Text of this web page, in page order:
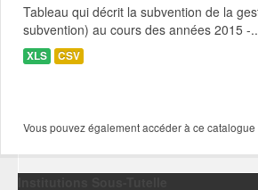
Tableau qui décrit la subvention de la
subvention) au cours des années 2015 -
XLS CSV
Vous pouvez également accéder à ce